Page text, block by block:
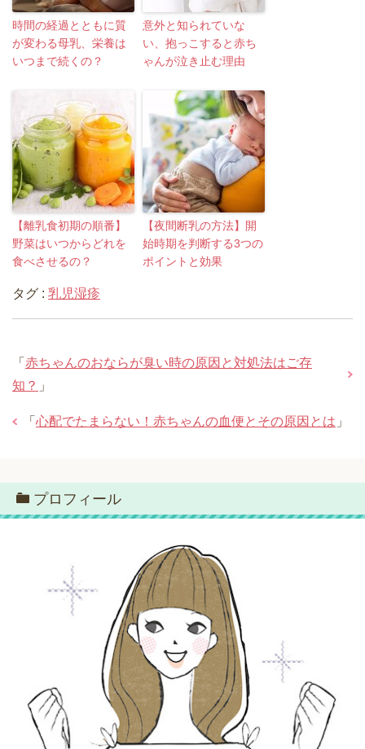
時間の経過とともに質
が変わる母乳、栄養は
いつまで続くの？
意外と知られていな
い、抱っこすると赤ち
ゃんが泣き止む理由
【離乳食初期の順番】
野菜はいつからどれを
食べさせるの？
【夜間断乳の方法】開
始時期を判断する3つの
ポイントと効果
タグ : 乳児湿疹
「 赤ちゃんのおならが臭い時の原因と対処法はご存
知？ 」
「 心配でたまらない！赤ちゃんの血便とその原因とは 」
プロフィール